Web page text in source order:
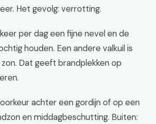
Het gevolg: verrotting.
per dag een fijne nevel en de
houden. Een andere valkuil is
Dat geeft brandplekken op
achter een gordijn of op een
en middagbeschutting. Buiten: